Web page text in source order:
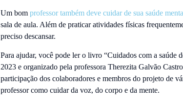
Um bom professor também deve cuidar de sua saúde
sala de aula. Além de praticar atividades físicas
preciso descansar.
Para ajudar, você pode ler o livro “Cuidados com a saúde
2023 e organizado pela professora Therezita Galvão
participação dos colaboradores e membros do projeto de
professor como cuidar da voz, do corpo e da mente.